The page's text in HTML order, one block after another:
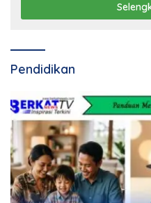
Pendidikan